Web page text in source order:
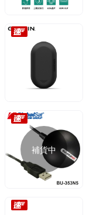
補貨中